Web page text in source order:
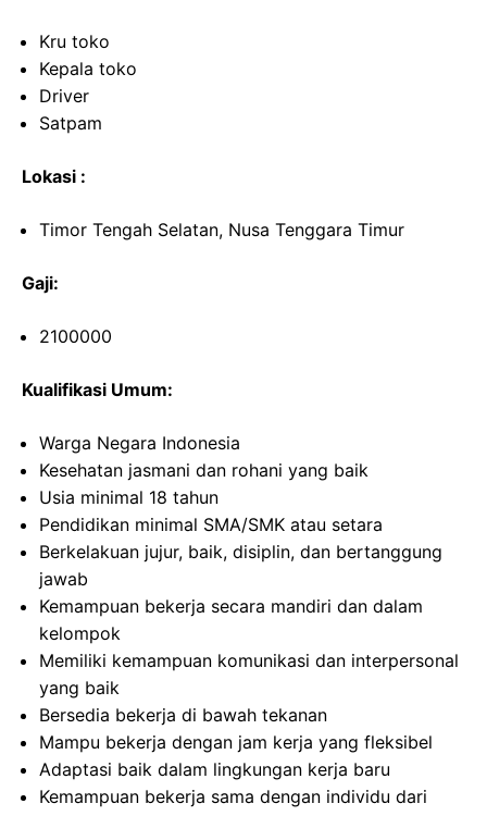
Kru toko
Kepala toko
Driver
Satpam
Lokasi :
Timor Tengah Selatan, Nusa Tenggara Timur
Gaji:
2100000
Kualifikasi Umum:
Warga Negara Indonesia
Kesehatan jasmani dan rohani yang baik
Usia minimal 18 tahun
Pendidikan minimal SMA/SMK atau setara
Berkelakuan jujur, baik, disiplin, dan bertanggung
jawab
Kemampuan bekerja secara mandiri dan dalam
kelompok
Memiliki kemampuan komunikasi dan interpersonal
yang baik
Bersedia bekerja di bawah tekanan
Mampu bekerja dengan jam kerja yang fleksibel
Adaptasi baik dalam lingkungan kerja baru
Kemampuan bekerja sama dengan individu dari